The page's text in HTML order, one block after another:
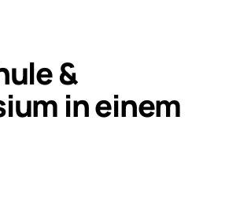
&
in einem